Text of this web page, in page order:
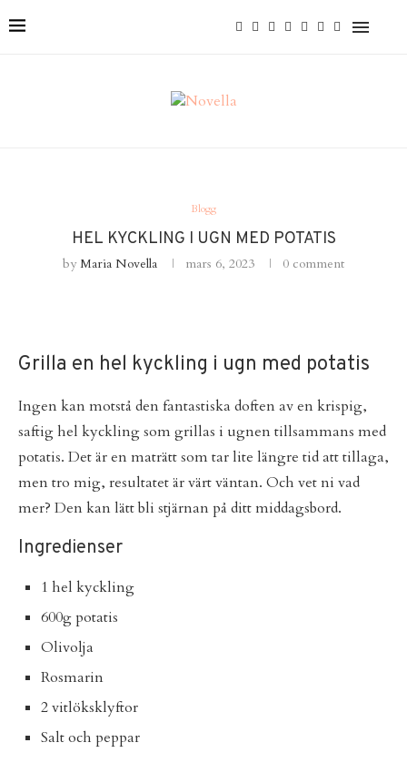
Blogg
HEL KYCKLING I UGN MED POTATIS
byMaria Novella mars 6, 2023 0 comment
Grilla en hel kyckling i ugn med potatis
Ingen kan motstå den fantastiska doften av en krispig,
saftig hel kyckling som grillas i ugnen tillsammans med
potatis. Det är en maträtt som tar lite längre tid att tillaga,
men tro mig, resultatet är värt väntan. Och vet ni vad
mer? Den kan lätt bli stjärnan på ditt middagsbord.
Ingredienser
1 hel kyckling
600g potatis
Olivolja
Rosmarin
2 vitlöksklyftor
Salt och peppar